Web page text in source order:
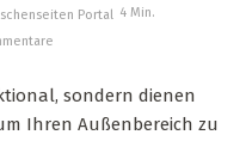
4 Min.
sondern dienen
Ihren Außenbereich zu